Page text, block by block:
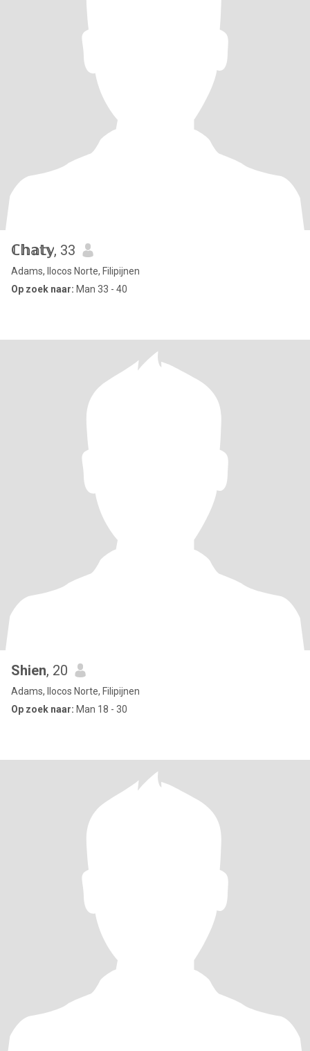
ℂ𝕙𝕒𝕥𝕪, 33
Adams, Ilocos Norte, Filipijnen
Op zoek naar: Man 33 - 40
Shien, 20
Adams, Ilocos Norte, Filipijnen
Op zoek naar: Man 18 - 30